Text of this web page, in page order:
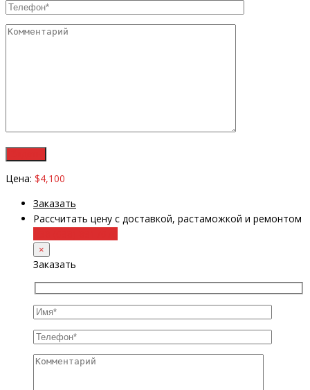
Цена: $4,100
Заказать
Рассчитать цену с доставкой, растаможкой и ремонтом
×
Заказать